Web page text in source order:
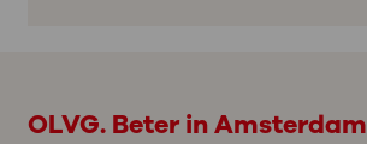
OLVG. Beter in Amsterdam